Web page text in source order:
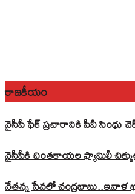
రాజకీయం
వైసీపీ ఫేక్ ప్రచారానికి పీవీ సింధు
వైసీపీకి చింతకాయల ఫ్యామిలీ
నేతన్న సేవలో చంద్రబాబు..ఇవాళ